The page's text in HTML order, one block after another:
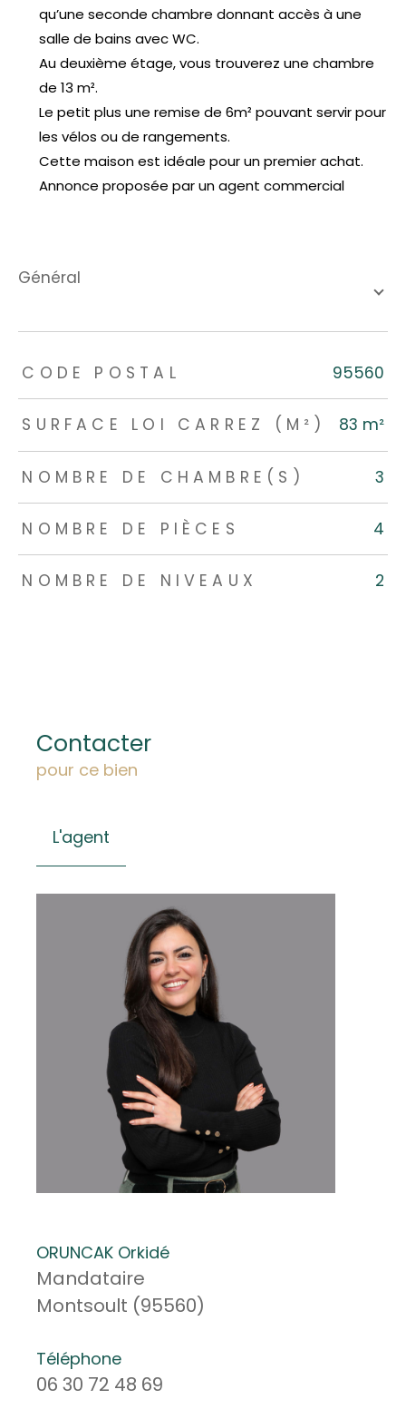
qu’une seconde chambre donnant accès à une
salle de bains avec WC.
Au deuxième étage, vous trouverez une chambre
de 13 m².
Le petit plus une remise de 6m² pouvant servir pour
les vélos ou de rangements.
Cette maison est idéale pour un premier achat.
Annonce proposée par un agent commercial
général
TRAD_ZEPHYR_Caracteristique TRAD_ZEPHYR_Valeurs
CODE POSTAL 95560
SURFACE LOI CARREZ (M²) 83 m²
NOMBRE DE CHAMBRE(S) 3
NOMBRE DE PIÈCES 4
NOMBRE DE NIVEAUX 2
Contacter
pour ce bien
L'agent
ORUNCAK Orkidé
Mandataire
Montsoult (95560)
Téléphone
06 30 72 48 69